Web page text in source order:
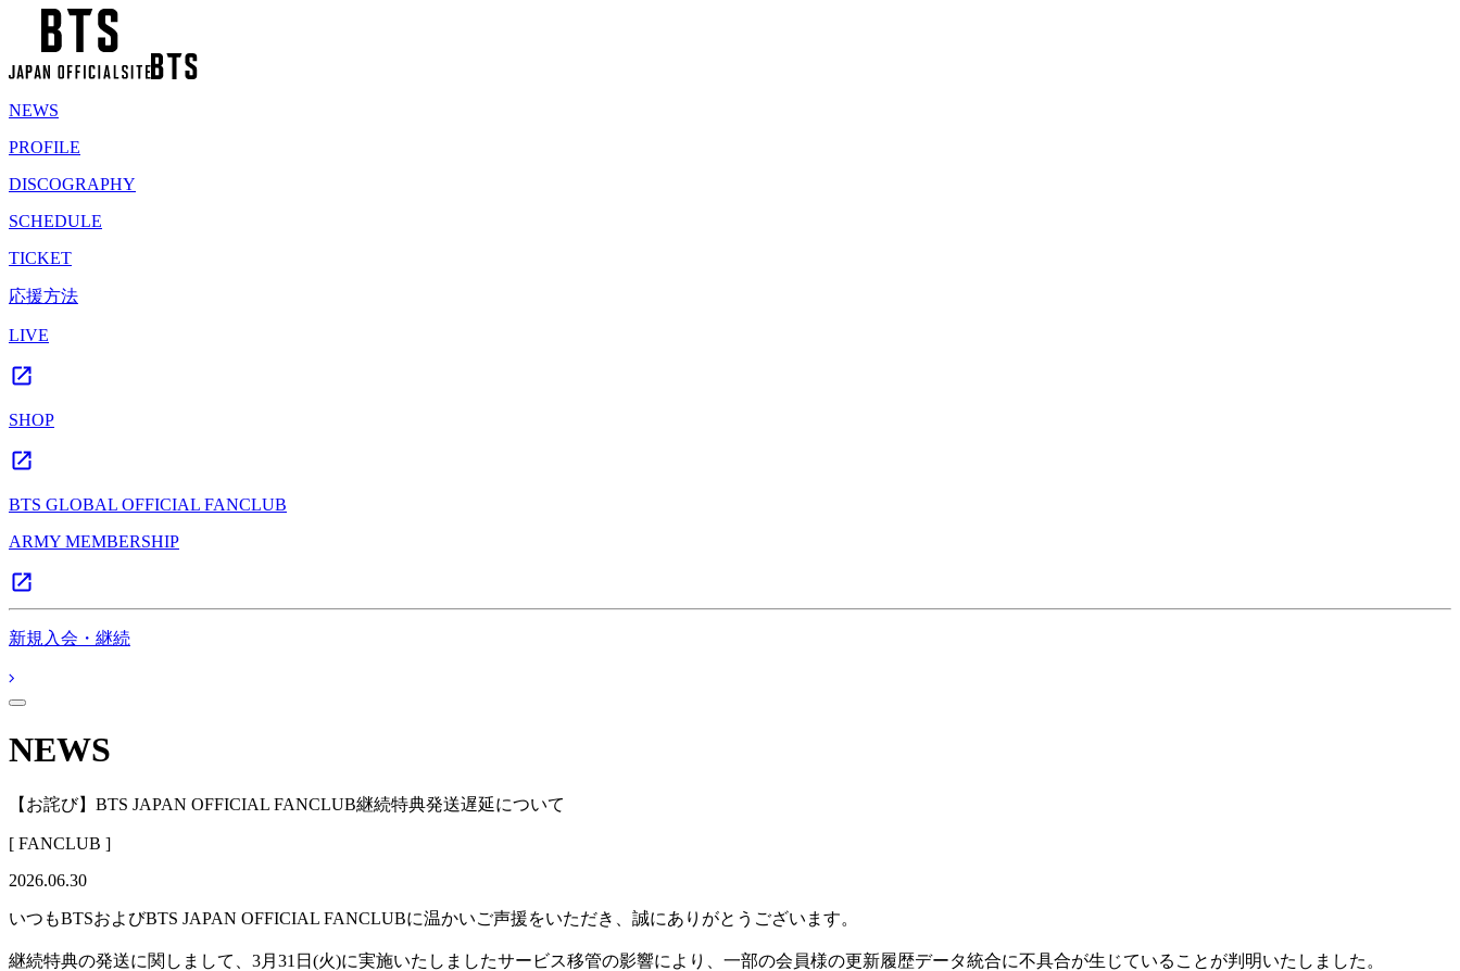
NEWS
PROFILE
DISCOGRAPHY
SCHEDULE
TICKET
応援方法
LIVE
SHOP
BTS GLOBAL OFFICIAL FANCLUB
ARMY MEMBERSHIP
新規入会・継続
NEWS
【お詫び】BTS JAPAN OFFICIAL FANCLUB継続特典発送遅延について
[ FANCLUB ]
2026.06.30
いつもBTSおよびBTS JAPAN OFFICIAL FANCLUBに温かいご声援をいただき、誠にありがとうございます。
継続特典の発送に関しまして、3月31日(火)に実施いたしましたサービス移管の影響により、一部の会員様の更新履歴データ統合に不具合が生じていることが判明いたしました。